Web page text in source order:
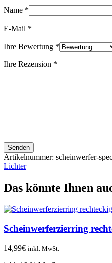
Name *
E-Mail *
Ihre Bewertung *
Ihre Rezension *
Senden
Artikelnummer: scheinwerfer-
Lichter
Das könnte Ihnen
Scheinwerferzierring
14,99€ inkl. MwSt.